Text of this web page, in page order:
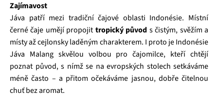
Zajímavost
Jáva patří mezi tradiční čajové oblasti Indonésie. Místní
černé čaje umějí propojit tropický původ s čistým, svěžím a
místy až cejlonsky laděným charakterem. I proto je Indonésie
Jáva Malang skvělou volbou pro čajomilce, kteří chtějí
poznat původ, s nímž se na evropských stolech setkáváme
méně často – a přitom očekáváme jasnou, dobře čitelnou
chuť bez aromat.